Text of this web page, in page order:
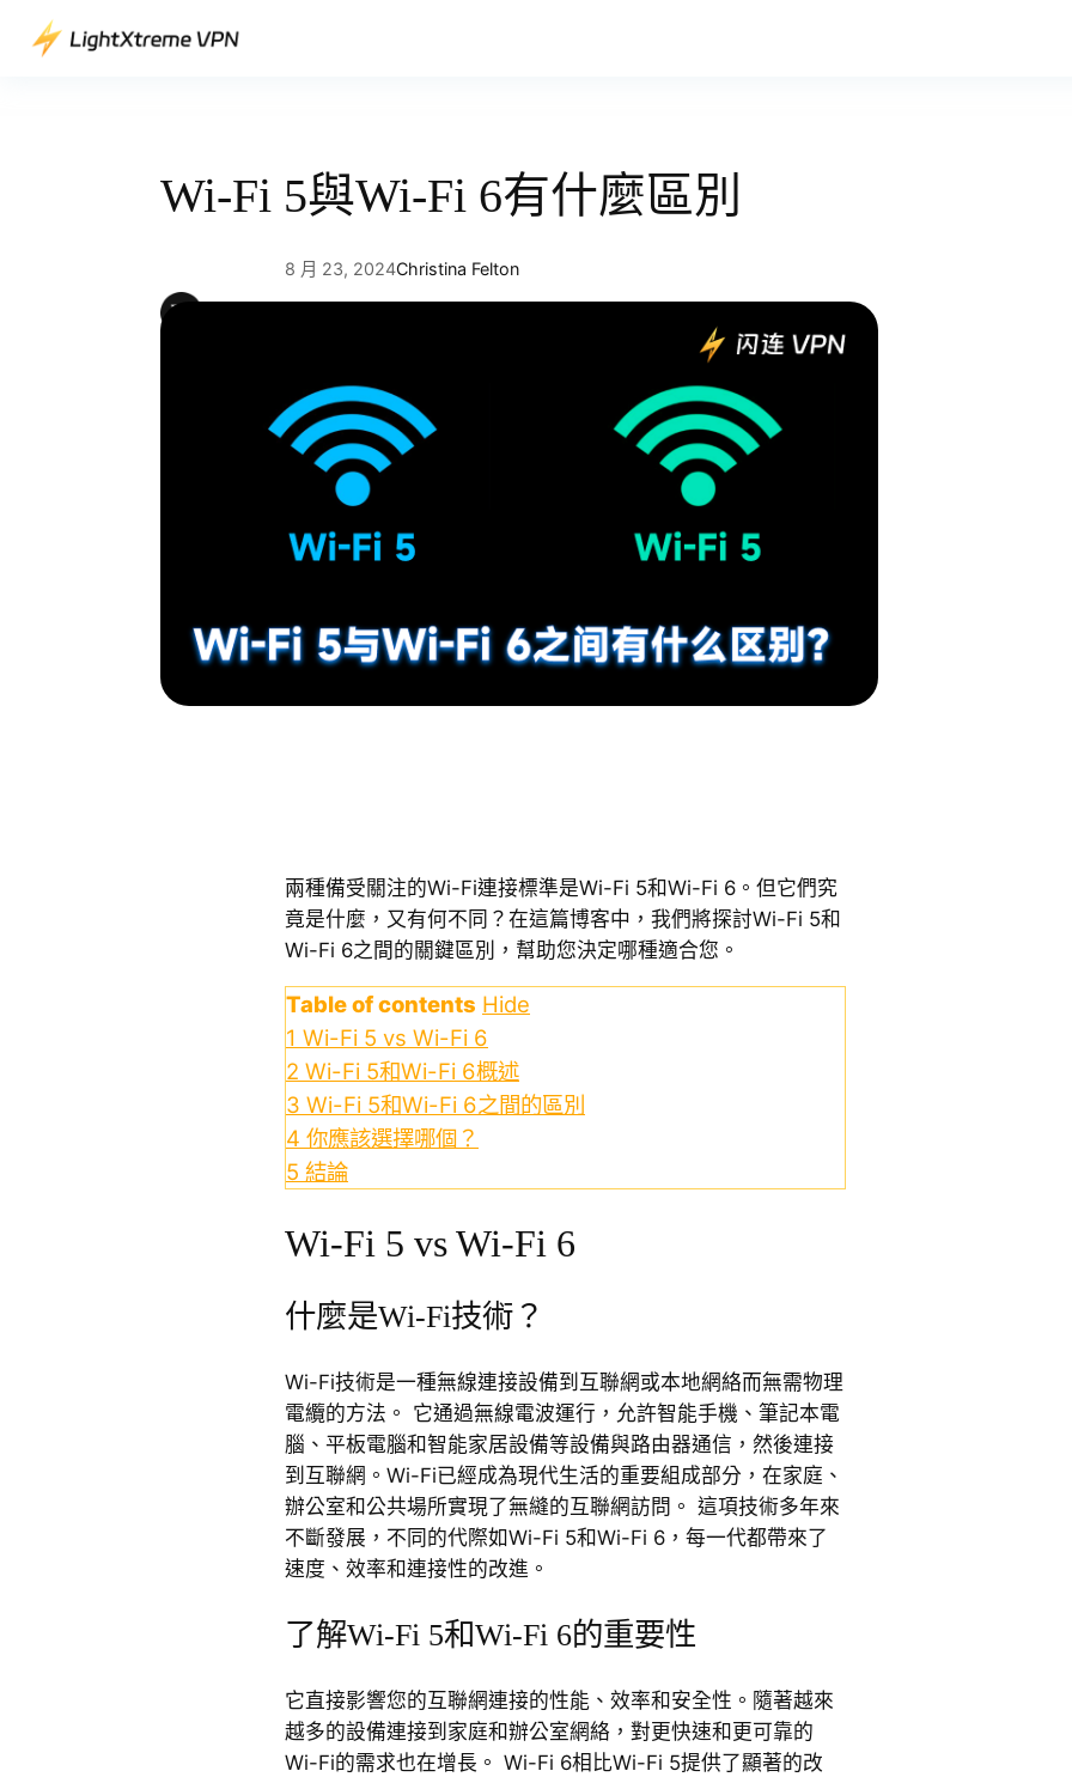
Wi-Fi 5與Wi-Fi 6有什麼區別
8 月 23, 2024Christina Felton
兩種備受關注的Wi-Fi連接標準是Wi-Fi 5和Wi-Fi 6。但它們究
竟是什麼，又有何不同？在這篇博客中，我們將探討Wi-Fi 5和
Wi-Fi 6之間的關鍵區別，幫助您決定哪種適合您。
Table of contents Hide
1 Wi-Fi 5 vs Wi-Fi 6
2 Wi-Fi 5和Wi-Fi 6概述
3 Wi-Fi 5和Wi-Fi 6之間的區別
4 你應該選擇哪個？
5 結論
Wi-Fi 5 vs Wi-Fi 6
什麼是Wi-Fi技術？
Wi-Fi技術是一種無線連接設備到互聯網或本地網絡而無需物理
電纜的方法。 它通過無線電波運行，允許智能手機、筆記本電
腦、平板電腦和智能家居設備等設備與路由器通信，然後連接
到互聯網。Wi-Fi已經成為現代生活的重要組成部分，在家庭、
辦公室和公共場所實現了無縫的互聯網訪問。 這項技術多年來
不斷發展，不同的代際如Wi-Fi 5和Wi-Fi 6，每一代都帶來了
速度、效率和連接性的改進。
了解Wi-Fi 5和Wi-Fi 6的重要性
它直接影響您的互聯網連接的性能、效率和安全性。隨著越來
越多的設備連接到家庭和辦公室網絡，對更快速和更可靠的
Wi-Fi的需求也在增長。 Wi-Fi 6相比Wi-Fi 5提供了顯著的改